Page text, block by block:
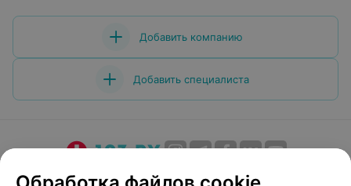
Добавить компанию
Добавить специалиста
О проекте Новости проекта
Размещение рекламы